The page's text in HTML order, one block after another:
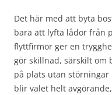
Det här med att byta
bara att lyfta lådor från
flyttfirmor ger en
gör skillnad, särskilt om
på plats utan
blir valet helt